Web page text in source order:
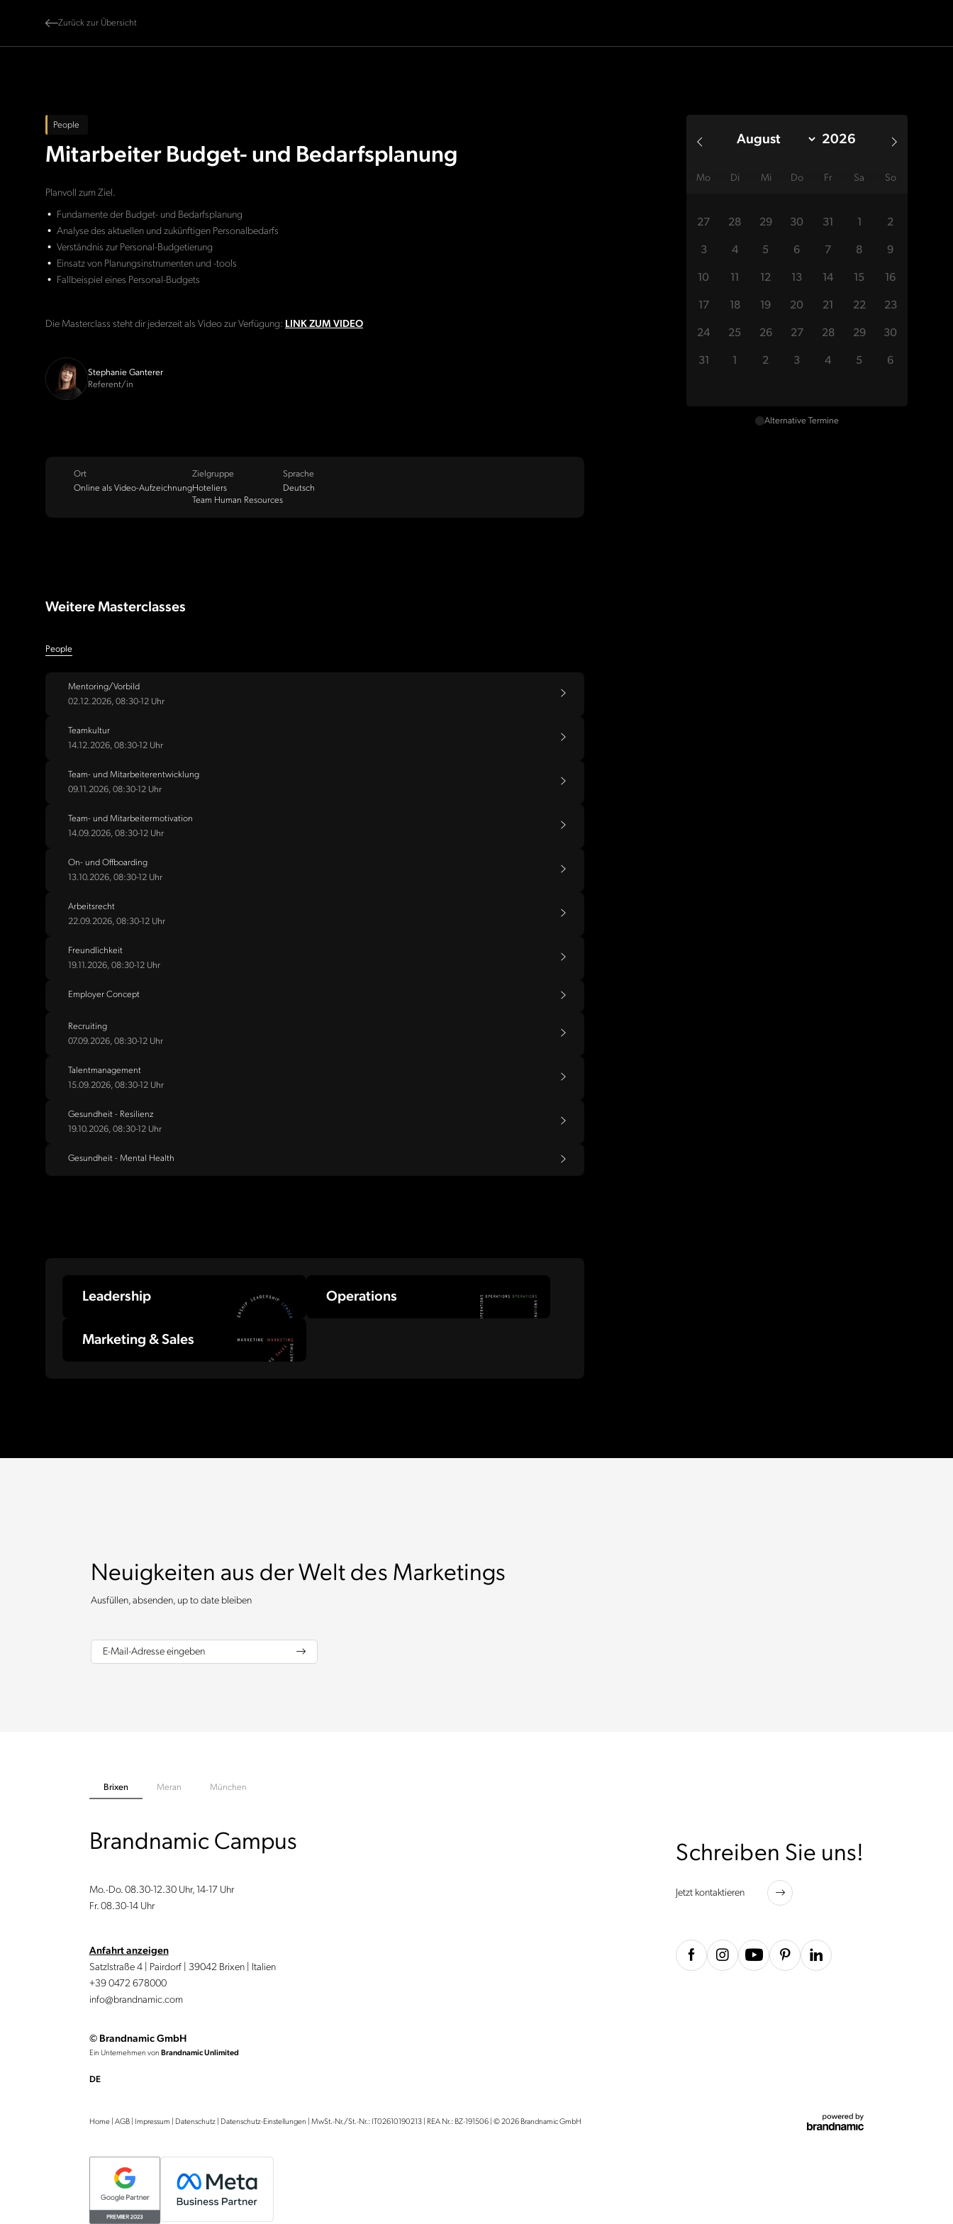
Zurück zur Übersicht
People
Mitarbeiter Budget- und Bedarfsplanung
Planvoll zum Ziel.
Fundamente der Budget- und Bedarfsplanung
Analyse des aktuellen und zukünftigen Personalbedarfs
Verständnis zur Personal-Budgetierung
Einsatz von Planungsinstrumenten und -tools
Fallbeispiel eines Personal-Budgets
Die Masterclass steht dir jederzeit als Video zur Verfügung: LINK ZUM VIDEO
Stephanie Ganterer
Referent/in
Ort
Online als Video-Aufzeichnung
Zielgruppe
Hoteliers
Team Human Resources
Sprache
Deutsch
Mo Di Mi Do Fr Sa So
27 28 29 30 31 1 2
3 4 5 6 7 8 9
10 11 12 13 14 15 16
17 18 19 20 21 22 23
24 25 26 27 28 29 30
31 1 2 3 4 5 6
Alternative Termine
Weitere Masterclasses
People
Mentoring/Vorbild
02.12.2026, 08:30-12 Uhr
Teamkultur
14.12.2026, 08:30-12 Uhr
Team- und Mitarbeiterentwicklung
09.11.2026, 08:30-12 Uhr
Team- und Mitarbeitermotivation
14.09.2026, 08:30-12 Uhr
On- und Offboarding
13.10.2026, 08:30-12 Uhr
Arbeitsrecht
22.09.2026, 08:30-12 Uhr
Freundlichkeit
19.11.2026, 08:30-12 Uhr
Employer Concept
Recruiting
07.09.2026, 08:30-12 Uhr
Talentmanagement
15.09.2026, 08:30-12 Uhr
Gesundheit - Resilienz
19.10.2026, 08:30-12 Uhr
Gesundheit - Mental Health
Leadership Operations
Marketing & Sales
Neuigkeiten aus der Welt des Marketings
Ausfüllen, absenden, up to date bleiben
E-Mail-Adresse eingeben
Brixen Meran München
Brandnamic Campus
Mo.-Do. 08.30-12.30 Uhr, 14-17 Uhr
Fr. 08.30-14 Uhr
Anfahrt anzeigen
Satzlstraße 4 | Pairdorf | 39042 Brixen | Italien
+39 0472 678000
info@brandnamic.com
Schreiben Sie uns!
Jetzt kontaktieren
© Brandnamic GmbH
Ein Unternehmen von Brandnamic Unlimited
DE
Home| AGB| Impressum Datenschutz| Datenschutz-Einstellungen MwSt.-Nr./St.-Nr.: IT02610190213| REA Nr.: BZ-191506| © 2026 Brandnamic GmbH